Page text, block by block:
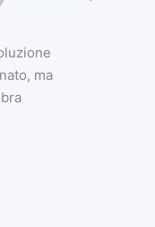
ma